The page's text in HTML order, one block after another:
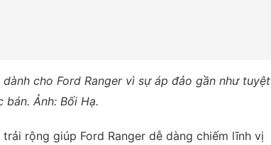
cho Ford Ranger vì sự áp đảo gần như tuyệt
bán. Ảnh: Bối Hạ.
rộng giúp Ford Ranger dễ dàng chiếm lĩnh vị